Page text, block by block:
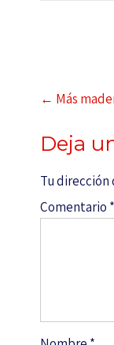
← Más
Deja
Tu dirección
Comentario *